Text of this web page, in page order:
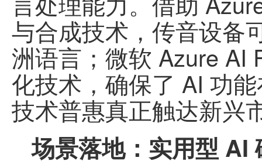
与合成技术，传音设备
洲语言；微软 Azure AI
化技术，确保了 AI 功
技术普惠真正触达新兴
场景落地：实用型 AI